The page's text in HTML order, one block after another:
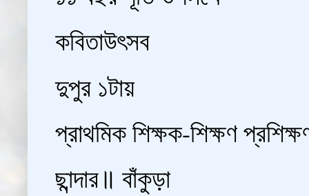
কবিতাউৎসব
দুপুর ১টায়
প্রাথমিক শিক্ষক-শিক্ষণ
ছান্দার॥ বাঁকুড়া